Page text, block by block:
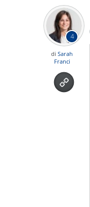
4
di Sarah
Franci